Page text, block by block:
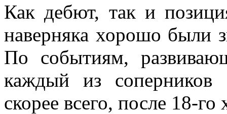
Как дебют, так и
наверняка хорошо были
По событиям,
каждый из соперников
скорее всего, после 18-